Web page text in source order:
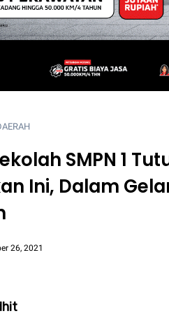
SMPN 1
Ini, Dalam
26, 2021